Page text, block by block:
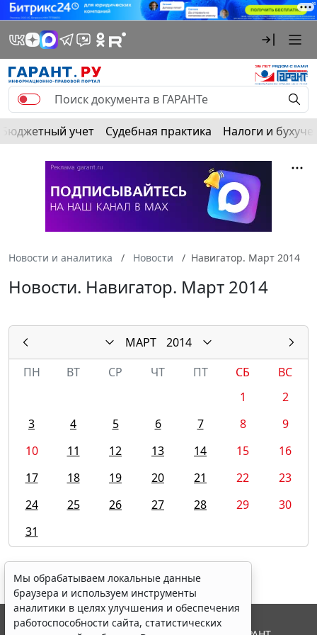
Бюджетный учет Судебная практика Налоги и
Новости и аналитика Новости Навигатор. Март 2014
Новости. Навигатор. Март 2014
МАРТ
2014
ПН
ВТ СР ЧТ ПТ СБ
ВС
1
2
3
4 5 6 7 8
9
10
11 12 13 14 15
16
17
18 19 20 21 22
23
24
25 26 27 28 29
30
31
Мы обрабатываем локальные данные
браузера и используем инструменты
аналитики в целях улучшения и обеспечения
работоспособности сайта, статистических